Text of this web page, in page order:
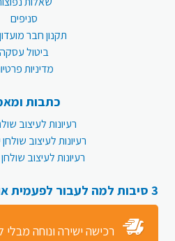
סניפים
תקנון חבר מועדון VIP
ביטול עסקה
מדיניות
כתבות
רעיונות לעיצוב
רעיונות לעיצוב
רעיונות לעיצוב
3 סיבות למה לעבור לפעמית אונליין:
רכישה ישירה ונוחה